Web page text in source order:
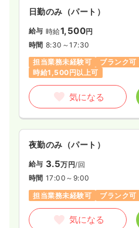
日勤のみ（パート）
給与 時給1,500円
時間 8:30～17:30
担当業務未経験可
ブランク可
時給1,500円以上可
気になる
夜勤のみ（パート）
給与 3.5万円/回
時間 17:00～9:00
担当業務未経験可
ブランク可
気になる